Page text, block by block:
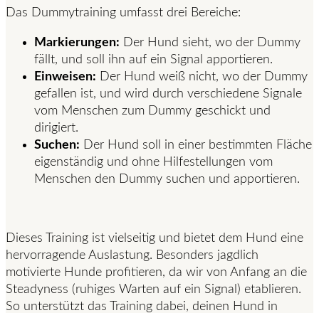
Das Dummytraining umfasst drei Bereiche:
Markierungen: Der Hund sieht, wo der Dummy
fällt, und soll ihn auf ein Signal apportieren.
Einweisen: Der Hund weiß nicht, wo der Dummy
gefallen ist, und wird durch verschiedene Signale
vom Menschen zum Dummy geschickt und
dirigiert.
Suchen: Der Hund soll in einer bestimmten Fläche
eigenständig und ohne Hilfestellungen vom
Menschen den Dummy suchen und apportieren.
Dieses Training ist vielseitig und bietet dem Hund eine
hervorragende Auslastung. Besonders jagdlich
motivierte Hunde profitieren, da wir von Anfang an die
Steadyness (ruhiges Warten auf ein Signal) etablieren.
So unterstützt das Training dabei, deinen Hund in